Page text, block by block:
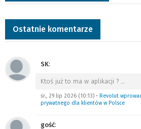
Ostatnie komentarze
SK:
Ktoś już to ma w aplikacji ?
śr., 29 lip 2026 (10:13) • Revolut
prywatnego dla klientów w Polsce
gość: